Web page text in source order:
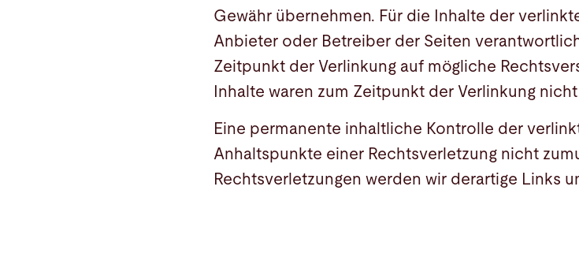
Gewähr übernehmen. Für die Inhalte der
Anbieter oder Betreiber der Seiten
Zeitpunkt der Verlinkung auf mögliche
Inhalte waren zum Zeitpunkt der Verlinkung
Eine permanente inhaltliche Kontrolle der
Anhaltspunkte einer Rechtsverletzung nicht
Rechtsverletzungen werden wir derartige Links